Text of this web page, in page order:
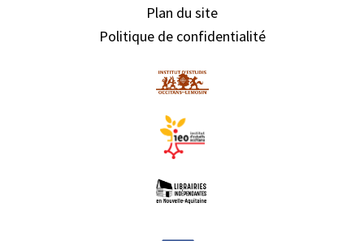
Plan du site
Politique de confidentialité